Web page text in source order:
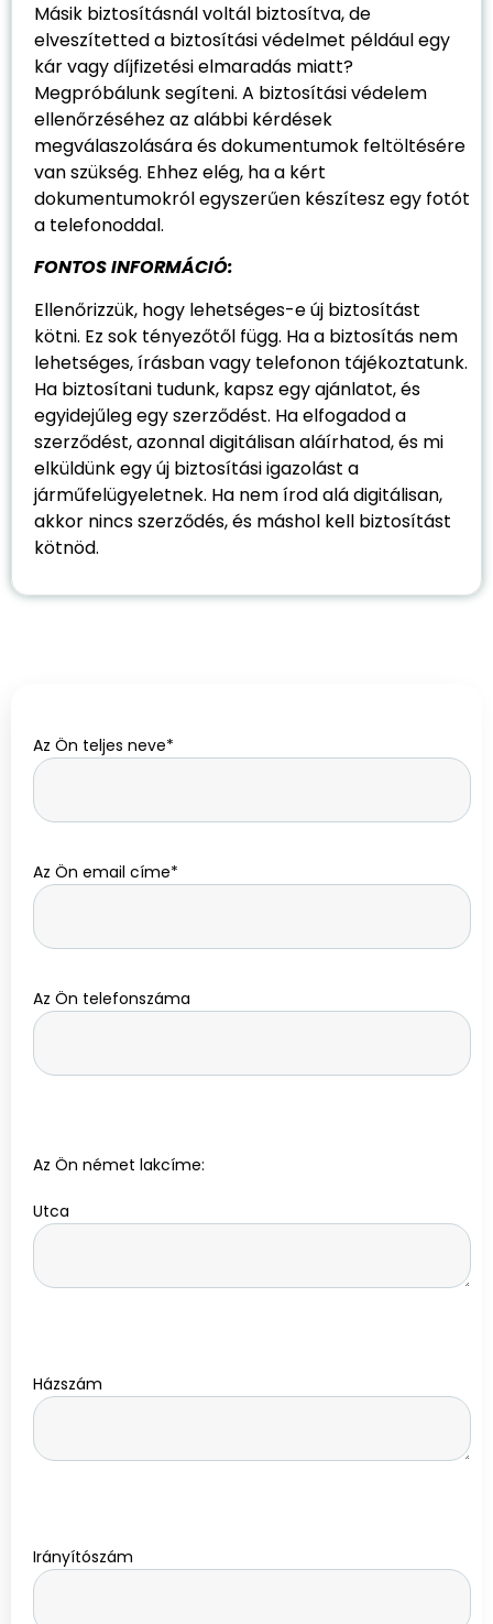
Másik biztosításnál voltál biztosítva, de
elveszítetted a biztosítási védelmet például egy
kár vagy díjfizetési elmaradás miatt?
Megpróbálunk segíteni. A biztosítási védelem
ellenőrzéséhez az alábbi kérdések
megválaszolására és dokumentumok feltöltésére
van szükség. Ehhez elég, ha a kért
dokumentumokról egyszerűen készítesz egy fotót
a telefonoddal.
FONTOS INFORMÁCIÓ:
Ellenőrizzük, hogy lehetséges-e új biztosítást
kötni. Ez sok tényezőtől függ. Ha a biztosítás nem
lehetséges, írásban vagy telefonon tájékoztatunk.
Ha biztosítani tudunk, kapsz egy ajánlatot, és
egyidejűleg egy szerződést. Ha elfogadod a
szerződést, azonnal digitálisan aláírhatod, és mi
elküldünk egy új biztosítási igazolást a
járműfelügyeletnek. Ha nem írod alá digitálisan,
akkor nincs szerződés, és máshol kell biztosítást
kötnöd.
Az Ön teljes neve*
Az Ön email címe*
Az Ön telefonszáma
Az Ön német lakcíme:
Utca
Házszám
Irányítószám